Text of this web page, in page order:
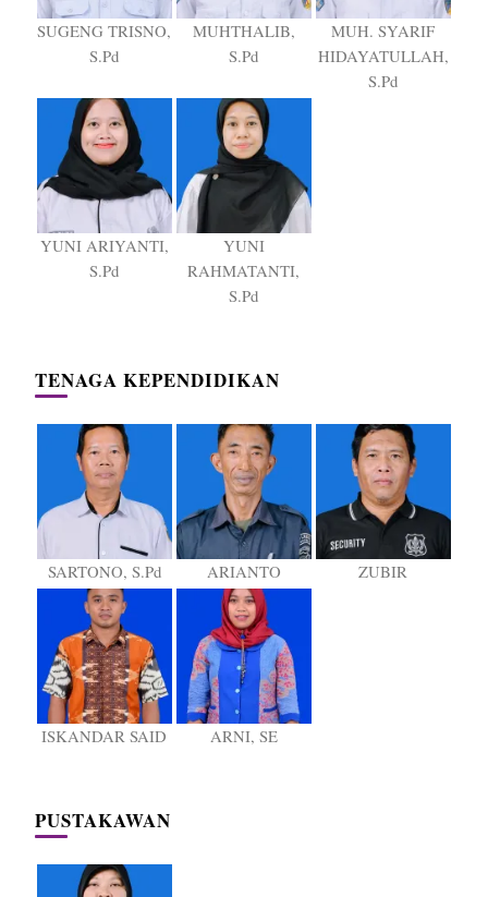
SUGENG TRISNO,
S.Pd
MUHTHALIB,
S.Pd
MUH. SYARIF
HIDAYATULLAH,
S.Pd
YUNI ARIYANTI,
S.Pd
YUNI
RAHMATANTI,
S.Pd
TENAGA KEPENDIDIKAN
SARTONO, S.Pd ARIANTO ZUBIR
ISKANDAR SAID ARNI, SE
PUSTAKAWAN